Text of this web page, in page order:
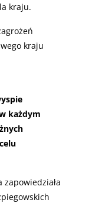
kraju.
kraju
każdym
zapowiedziała